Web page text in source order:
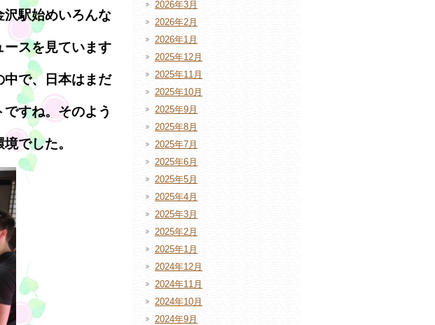
駅始めいろんな
ースを見ています
中で、日本はまだ
すね。そのよう
でした。
2026年3月
2026年2月
2026年1月
2025年12月
2025年11月
2025年10月
2025年9月
2025年8月
2025年7月
2025年6月
2025年5月
2025年4月
2025年3月
2025年2月
2025年1月
2024年12月
2024年11月
2024年10月
2024年9月